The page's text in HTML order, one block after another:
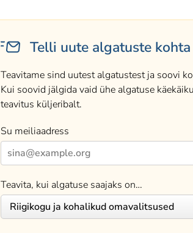
Telli uute algatuste
Teavitame sind uutest algatustest ja soovi
Kui soovid jälgida vaid ühe algatuse
teavitus küljeribalt.
Su meiliaadress
Teavita, kui algatuse saajaks on…